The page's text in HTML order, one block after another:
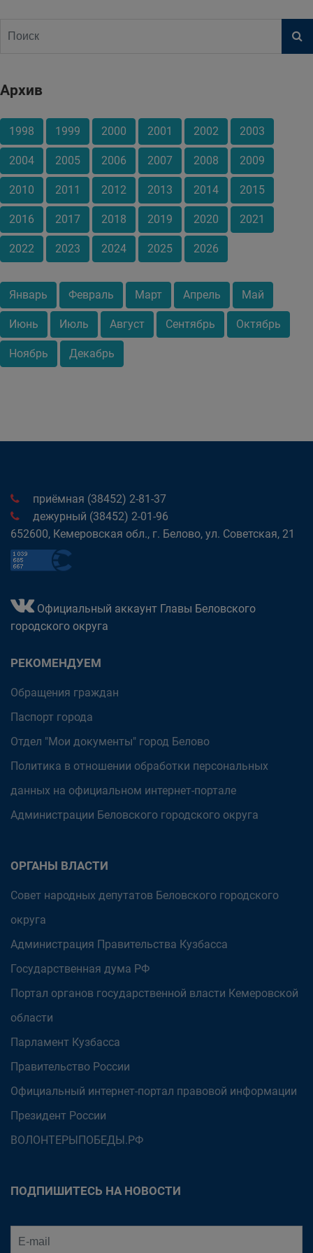
Архив
1998 1999 2000 2001 2002 2003
2004 2005 2006 2007 2008 2009
2010 2011 2012 2013 2014 2015
2016 2017 2018 2019 2020 2021
2022 2023 2024 2025 2026
Январь Февраль Март Апрель Май
Июнь Июль Август Сентябрь Октябрь
Ноябрь Декабрь
приёмная (38452) 2-81-37
дежурный (38452) 2-01-96
652600, Кемеровская обл., г. Белово, ул. Советская, 21
Официальный аккаунт Главы Беловского
городского округа
РЕКОМЕНДУЕМ
Обращения граждан
Паспорт города
Отдел "Мои документы" город Белово
Политика в отношении обработки персональных
данных на официальном интернет-портале
Администрации Беловского городского округа
ОРГАНЫ ВЛАСТИ
Совет народных депутатов Беловского городского
округа
Администрация Правительства Кузбасса
Государственная дума РФ
Портал органов государственной власти Кемеровской
области
Парламент Кузбасса
Правительство России
Официальный интернет-портал правовой информации
Президент России
ВОЛОНТЕРЫПОБЕДЫ.РФ
ПОДПИШИТЕСЬ НА НОВОСТИ